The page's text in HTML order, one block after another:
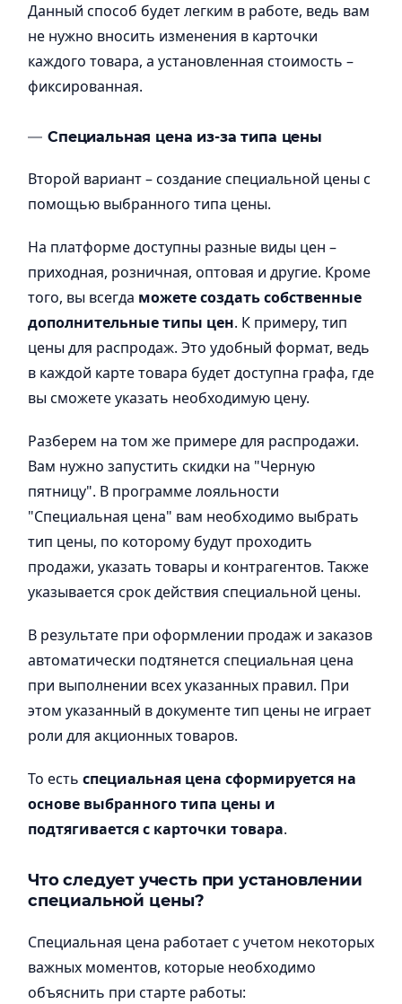
Данный способ будет легким в работе, ведь вам
не нужно вносить изменения в карточки
каждого товара, а установленная стоимость –
фиксированная.
Специальная цена из-за типа цены
Второй вариант – создание специальной цены с
помощью выбранного типа цены.
На платформе доступны разные виды цен –
приходная, розничная, оптовая и другие. Кроме
того, вы всегда можете создать собственные
дополнительные типы цен. К примеру, тип
цены для распродаж. Это удобный формат, ведь
в каждой карте товара будет доступна графа, где
вы сможете указать необходимую цену.
Разберем на том же примере для распродажи.
Вам нужно запустить скидки на "Черную
пятницу". В программе лояльности
"Специальная цена" вам необходимо выбрать
тип цены, по которому будут проходить
продажи, указать товары и контрагентов. Также
указывается срок действия специальной цены.
В результате при оформлении продаж и заказов
автоматически подтянется специальная цена
при выполнении всех указанных правил. При
этом указанный в документе тип цены не играет
роли для акционных товаров.
То есть специальная цена сформируется на
основе выбранного типа цены и
подтягивается с карточки товара.
Что следует учесть при установлении
специальной цены?
Специальная цена работает с учетом некоторых
важных моментов, которые необходимо
объяснить при старте работы: